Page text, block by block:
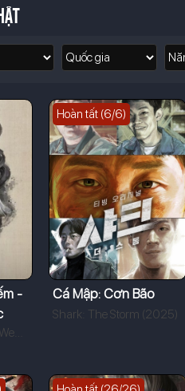
-
Eastern Heretic and Western Venom (2025)
Hoàn tất (6/6)
Cá Mập: Cơn Bão
Shark: The Storm (2025)